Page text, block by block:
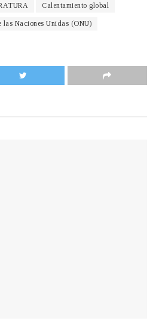
Calentamiento global
las Naciones Unidas (ONU)